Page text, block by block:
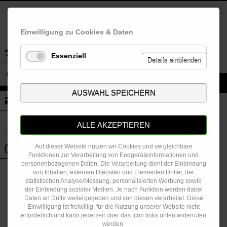
Zurück
überspringen
Datenschutz Impressum
reserved.
Navigation
überspringen
Datenschutz Impressum
Einwilligung zu Cookies & Daten
Essenziell
Details einblenden
AUSWAHL SPEICHERN
ALLE AKZEPTIEREN
Auf dieser Website nutzen wir Cookies und vergleichbare
Funktionen zur Verarbeitung von Endgeräteinformationen und
personenbezogenen Daten. Die Verarbeitung dient der Einbindung
von Inhalten, externen Diensten und Elementen Dritter, der
statistischen Analyse/Messung, personalisierten Werbung sowie
der Einbindung sozialer Medien. Je nach Funktion werden dabei
Daten an Dritte weitergegeben und von diesen verarbeitet. Diese
Einwilligung ist freiwillig, für die Nutzung unserer Website nicht
erforderlich und kann jederzeit über das Icon links unten widerrufen
werden.